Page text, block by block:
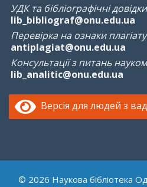
УДК та бібліографічні
lib_bibliograf@onu.edu.ua
Перевірка на ознаки
antiplagiat@onu.edu.ua
Консультації з питань
lib_analitic@onu.edu.ua
Версія для людей з
© 2026 Наукова бібліотека